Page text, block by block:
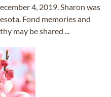
4, 2019. Sharon was
Fond memories and
may be shared ...